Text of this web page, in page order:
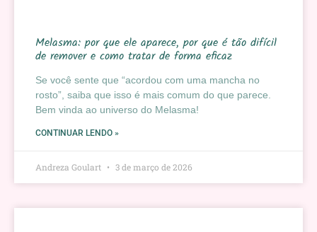
Melasma: por que ele aparece, por que é tão difícil
de remover e como tratar de forma eficaz
Se você sente que “acordou com uma mancha no
rosto”, saiba que isso é mais comum do que parece.
Bem vinda ao universo do Melasma!
CONTINUAR LENDO »
Andreza Goulart 3 de março de 2026